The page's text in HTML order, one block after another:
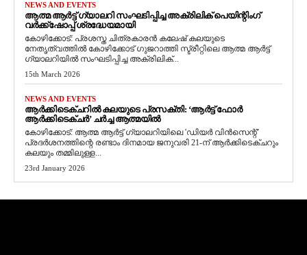
NEWS AND EVENTS
ആത്മ ആർട്ട് ഗ്യാലറി സംഘടിപ്പിച്ച അക്രിലിക് പെയിന്റിംഗ്
വർക്ക്‌ഷോപ്പ് ശ്രദ്ധേയമായി
കോഴിക്കോട്: പ്രശസ്ത ചിത്രകാരൻ കലേഷ് കലയുടെ
നേതൃത്വത്തിൽ കോഴിക്കോട് ഗുജറാത്തി സ്ട്രീറ്റിലെ ആത്മ ആർട്ട്
ഗ്യാലറിയിൽ സംഘടിപ്പിച്ച അക്രിലിക്...
15th March 2026
NEWS AND EVENTS
ആർക്കിടെക്ചറിൽ കലയുടെ പ്രസക്തി: ‘ആർട്ട് ഫോർ
ആർക്കിടെക്ചർ’ ചർച്ച ആത്മയിൽ
​കോഴിക്കോട്: ആത്മ ആർട്ട് ഗ്യാലറിയിലെ 'ഡിയർ വിൻസെന്റ്'
പ്രദർശനത്തിന്റെ രണ്ടാം ദിനമായ ജനുവരി 21-ന് ആർക്കിടെക്ചറും
കലയും തമ്മിലുള്ള...
23rd January 2026